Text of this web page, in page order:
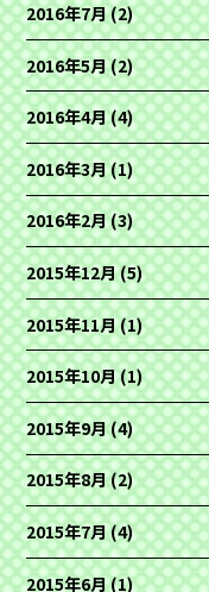
2016年7月(2)
2016年5月(2)
2016年4月(4)
2016年3月(1)
2016年2月(3)
2015年12月(5)
2015年11月(1)
2015年10月(1)
2015年9月(4)
2015年8月(2)
2015年7月(4)
2015年6月(1)